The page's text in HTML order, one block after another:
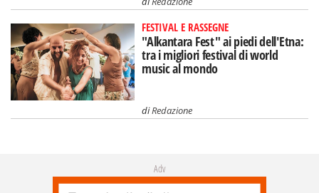
FESTIVAL E RASSEGNE
"Alkantara Fest" ai piedi dell'Etna:
tra i migliori festival di world
music al mondo
diRedazione
Adv